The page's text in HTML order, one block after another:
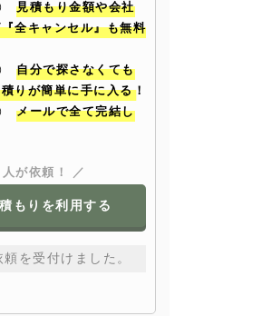
見積もり金額や会社
全キャンセル』も無料
自分で探さなくても
りが簡単に手に入る！
メールで全て完結し
が依頼！ ／
もりを利用する
頼を受付けました。